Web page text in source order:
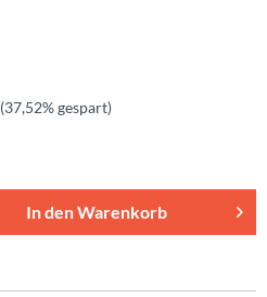
(37,52% gespart)
In denWarenkorb